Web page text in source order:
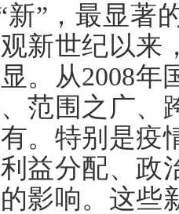
新”，最显著
新世纪以来
。从2008年
范围之广、
。特别是疫
益分配、政
影响。这些